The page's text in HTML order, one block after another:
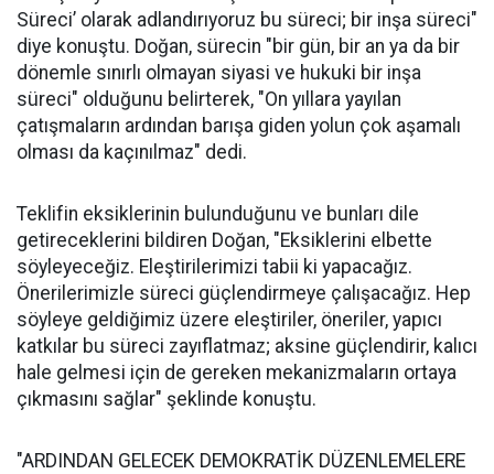
Süreci’ olarak adlandırıyoruz bu süreci; bir inşa süreci"
diye konuştu. Doğan, sürecin "bir gün, bir an ya da bir
dönemle sınırlı olmayan siyasi ve hukuki bir inşa
süreci" olduğunu belirterek, "On yıllara yayılan
çatışmaların ardından barışa giden yolun çok aşamalı
olması da kaçınılmaz" dedi.
Teklifin eksiklerinin bulunduğunu ve bunları dile
getireceklerini bildiren Doğan, "Eksiklerini elbette
söyleyeceğiz. Eleştirilerimizi tabii ki yapacağız.
Önerilerimizle süreci güçlendirmeye çalışacağız. Hep
söyleye geldiğimiz üzere eleştiriler, öneriler, yapıcı
katkılar bu süreci zayıflatmaz; aksine güçlendirir, kalıcı
hale gelmesi için de gereken mekanizmaların ortaya
çıkmasını sağlar" şeklinde konuştu.
"ARDINDAN GELECEK DEMOKRATİK DÜZENLEMELERE